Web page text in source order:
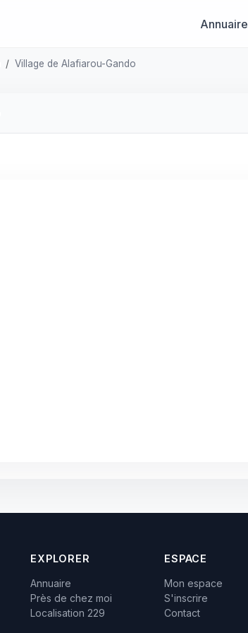
Annuaire
Village de Alafiarou-Gando
EXPLORER
Annuaire
Près de chez moi
Localisation 229
ESPACE
Mon espace
S'inscrire
Contact